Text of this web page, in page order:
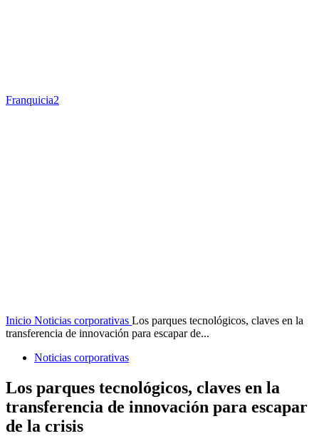
Franquicia2
Inicio Noticias corporativas Los parques tecnológicos, claves en la
transferencia de innovación para escapar de...
Noticias corporativas
Los parques tecnológicos, claves en la
transferencia de innovación para escapar
de la crisis